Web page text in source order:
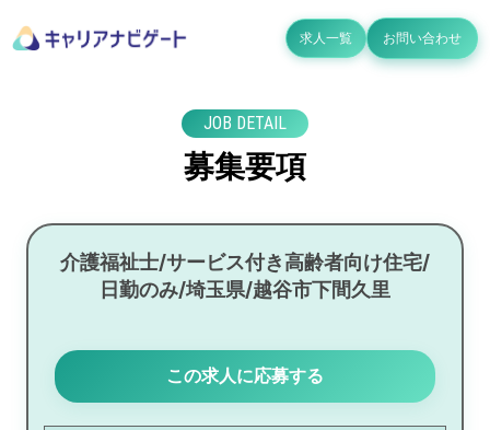
求人一覧 お問い合わせ
JOB DETAIL
募集要項
介護福祉士/サービス付き高齢者向け住宅/
日勤のみ/埼玉県/越谷市下間久里
この求人に応募する